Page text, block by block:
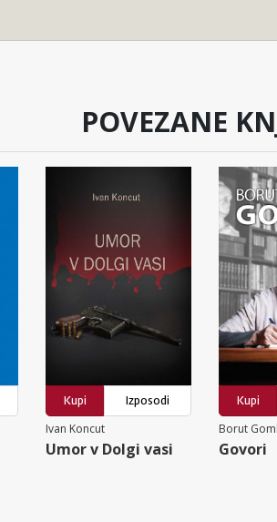
POVEZANE
Kupi
Izposodi
Ivan Koncut
Umor v Dolgi vasi
Kupi
Borut
Govori